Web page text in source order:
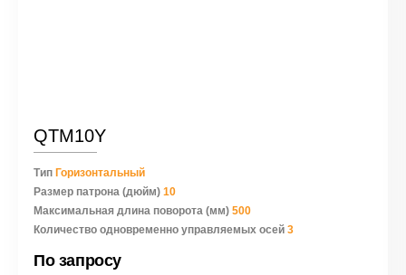
QTM10Y
Тип Горизонтальный
Размер патрона (дюйм) 10
Максимальная длина поворота (мм) 500
Количество одновременно управляемых осей 3
По запросу